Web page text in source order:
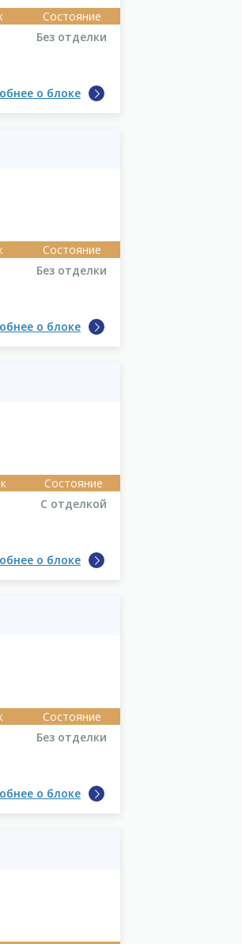
Состояние
Без отделки
о блоке
Состояние
Без отделки
о блоке
Состояние
С отделкой
о блоке
Состояние
Без отделки
о блоке